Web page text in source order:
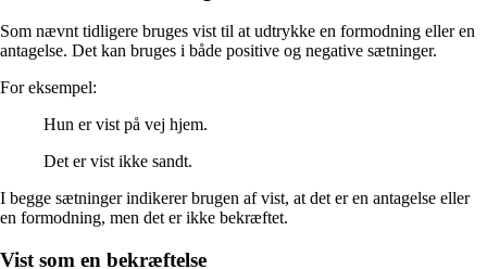
Som nævnt tidligere bruges vist til at udtrykke en formodning eller en
antagelse. Det kan bruges i både positive og negative sætninger.
For eksempel:
Hun er vist på vej hjem.
Det er vist ikke sandt.
I begge sætninger indikerer brugen af vist, at det er en antagelse eller
en formodning, men det er ikke bekræftet.
Vist som en bekræftelse